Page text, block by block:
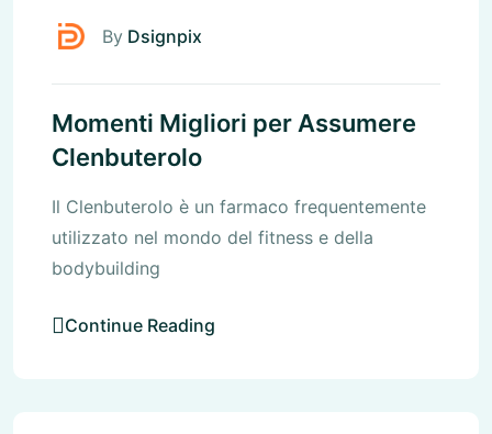
By Dsignpix
Momenti Migliori per Assumere
Clenbuterolo
Il Clenbuterolo è un farmaco frequentemente
utilizzato nel mondo del fitness e della
bodybuilding
Continue Reading